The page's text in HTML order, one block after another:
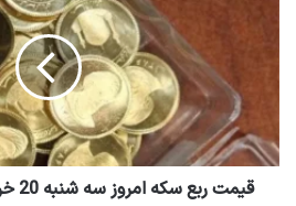
قیمت ربع سکه امروز سه شنبه 20 خرداد 1404 – افق میهن